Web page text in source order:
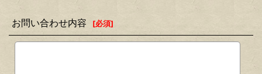
お問い合わせ内容 [必須]